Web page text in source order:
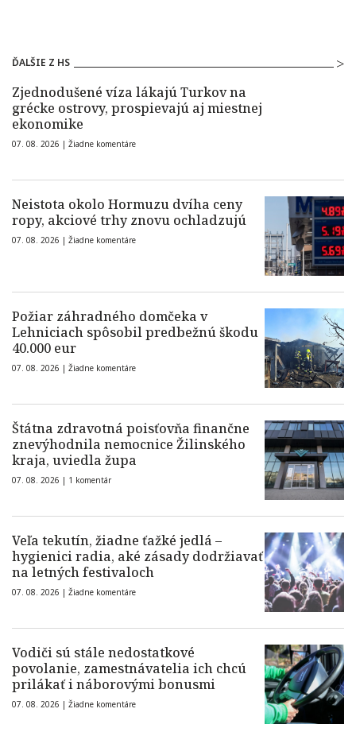
ĎALŠIE Z HS
Zjednodušené víza lákajú Turkov na
grécke ostrovy, prospievajú aj miestnej
ekonomike
07. 08. 2026 | Žiadne komentáre
Neistota okolo Hormuzu dvíha ceny
ropy, akciové trhy znovu ochladzujú
07. 08. 2026 | Žiadne komentáre
Požiar záhradného domčeka v
Lehniciach spôsobil predbežnú škodu
40.000 eur
07. 08. 2026 | Žiadne komentáre
Štátna zdravotná poisťovňa finančne
znevýhodnila nemocnice Žilinského
kraja, uviedla župa
07. 08. 2026 | 1 komentár
Veľa tekutín, žiadne ťažké jedlá –
hygienici radia, aké zásady dodržiavať
na letných festivaloch
07. 08. 2026 | Žiadne komentáre
Vodiči sú stále nedostatkové
povolanie, zamestnávatelia ich chcú
prilákať i náborovými bonusmi
07. 08. 2026 | Žiadne komentáre